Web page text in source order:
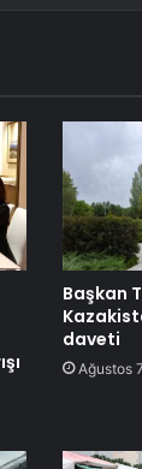
Başkan
daveti
Ağustos